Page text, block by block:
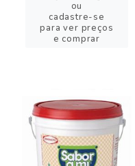
ou
cadastre-se
para ver preços
e comprar